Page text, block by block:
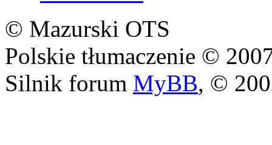
© Mazurski OTS
Polskie tłumaczenie ©
Silnik forum MyBB, ©